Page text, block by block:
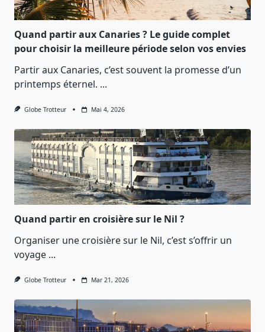
Quand partir aux Canaries ? Le guide complet
pour choisir la meilleure période selon vos envies
Partir aux Canaries, c’est souvent la promesse d’un
printemps éternel. ...
Globe Trotteur Mai 4, 2026
Quand partir en croisière sur le Nil ?
Organiser une croisière sur le Nil, c’est s’offrir un
voyage ...
Globe Trotteur Mar 21, 2026